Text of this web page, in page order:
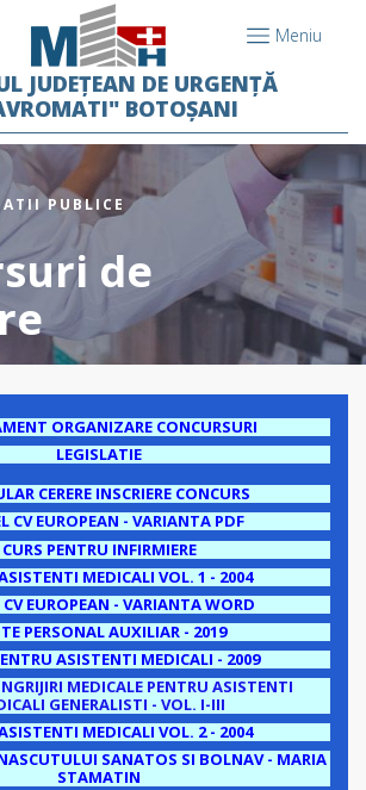
Meniu
JUDEȚEAN DE URGENȚĂ
BOTOȘANI
PUBLICE
de
ORGANIZARE CONCURSURI
LEGISLATIE
CERERE INSCRIERE CONCURS
CV EUROPEAN - VARIANTA PDF
CURS PENTRU INFIRMIERE
MEDICALI VOL. 1 - 2004
EUROPEAN - VARIANTA WORD
PERSONAL AUXILIAR - 2019
ASISTENTI MEDICALI - 2009
MEDICALE PENTRU ASISTENTI
GENERALISTI - VOL. I-III
MEDICALI VOL. 2 - 2004
SANATOS SI BOLNAV - MARIA
STAMATIN